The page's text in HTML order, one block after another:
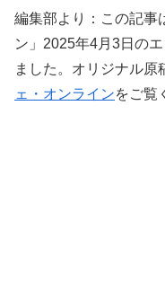
編集部より：この記事
ン」2025年4月3日の
ました。オリジナル原
ェ・オンラインをご覧